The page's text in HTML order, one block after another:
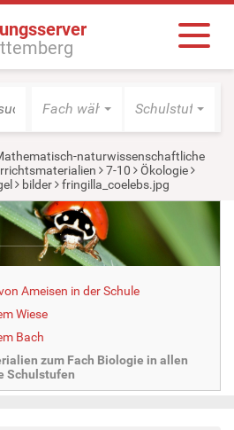
Fach wählen Schulstufe
naturwissenschaftliche
7-10
Ökologie
bilder fringilla_coelebs.jpg
Ameisen in der Schule
Wiese
Bach
zum Fach Biologie in allen
Schulstufen